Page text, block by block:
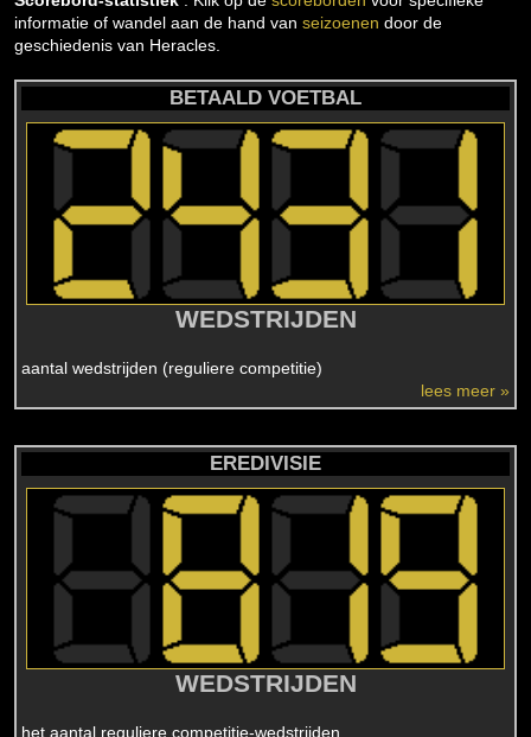
informatie of wandel aan de hand van seizoenen door de
geschiedenis van Heracles.
BETAALD VOETBAL
WEDSTRIJDEN
aantal wedstrijden (reguliere competitie)
lees meer »
EREDIVISIE
WEDSTRIJDEN
het aantal reguliere competitie-wedstrijden